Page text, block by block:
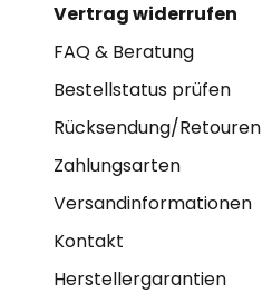
Vertrag widerrufen
FAQ & Beratung
Bestellstatus prüfen
Rücksendung/Retouren
Zahlungsarten
Versandinformationen
Kontakt
Herstellergarantien